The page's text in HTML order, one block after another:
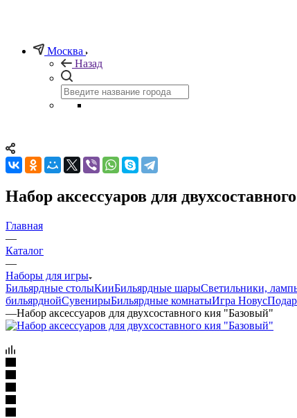
Москва
Назад
Набор аксессуаров для
Главная
—
Каталог
—
Наборы для игры
Бильярдные столыКииБильярдные шарыСветильники,
бильярднойСувенирыБильярдные комнатыИгра Новус
—Набор аксессуаров для двухсоставного кия "Базовый"